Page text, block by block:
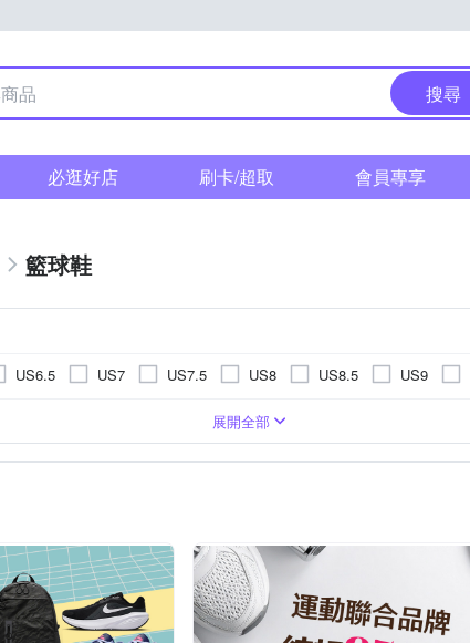
搜尋
必逛好店 刷卡/超取 會員專享
籃球鞋
US6.5 US7 US7.5 US8 US8.5 US9
UK8.5
20.5cm 21cm 21.5cm 22cm 23.5cm
展開全部